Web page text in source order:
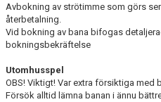
Avbokning av strötimme som görs
återbetalning.
Vid bokning av bana bifogas
bokningsbekräftelse
Utomhusspel
OBS! Viktigt! Var extra försiktiga med
Försök alltid lämna banan i ännu